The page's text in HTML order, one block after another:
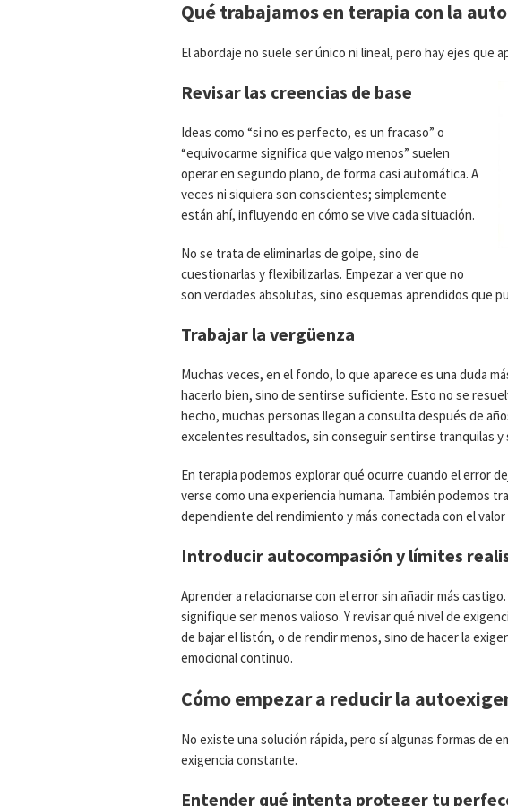
Qué trabajamos en terapia con la
El abordaje no suele ser único ni lineal, pero hay ejes que
Revisar las creencias de base
Ideas como “si no es perfecto, es un fracaso” o
“equivocarme significa que valgo menos” suelen
operar en segundo plano, de forma casi automática. A
veces ni siquiera son conscientes; simplemente
están ahí, influyendo en cómo se vive cada situación.
No se trata de eliminarlas de golpe, sino de
cuestionarlas y flexibilizarlas. Empezar a ver que no
son verdades absolutas, sino esquemas aprendidos que
Trabajar la vergüenza
Muchas veces, en el fondo, lo que aparece es una duda
hacerlo bien, sino de sentirse suficiente. Esto no se
hecho, muchas personas llegan a consulta después de
excelentes resultados, sin conseguir sentirse tranquilas y
En terapia podemos explorar qué ocurre cuando el error
verse como una experiencia humana. También podemos
dependiente del rendimiento y más conectada con el valor
Introducir autocompasión y límites
Aprender a relacionarse con el error sin añadir más
signifique ser menos valioso. Y revisar qué nivel de
de bajar el listón, o de rendir menos, sino de hacer la
emocional continuo.
Cómo empezar a reducir la
No existe una solución rápida, pero sí algunas formas de
exigencia constante.
Entender qué intenta proteger tu